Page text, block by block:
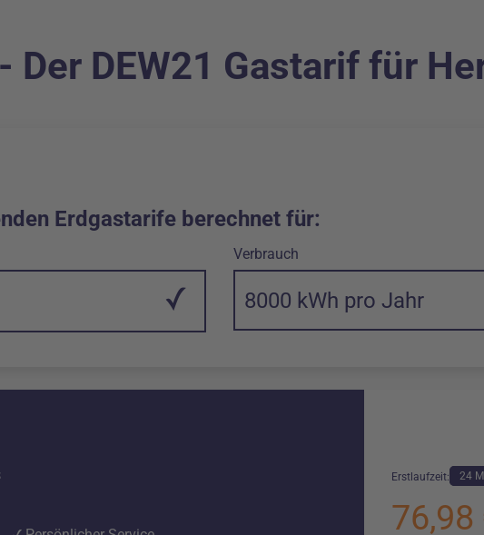
Der DEW21 Gastarif für
Erdgastarife berechnet für:
Verbrauch
Erstlaufzeit: 24
76,98